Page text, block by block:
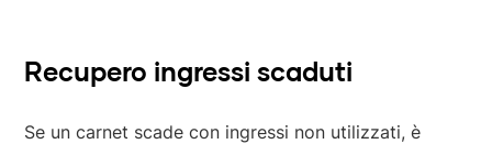
Recupero ingressi scaduti
Se un carnet scade con ingressi non utilizzati, è